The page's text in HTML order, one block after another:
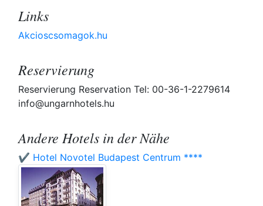
Links
Akcioscsomagok.hu
Reservierung
Reservierung Reservation Tel: 00-36-1-2279614
info@ungarnhotels.hu
Andere Hotels in der Nähe
✔️ Hotel Novotel Budapest Centrum ****